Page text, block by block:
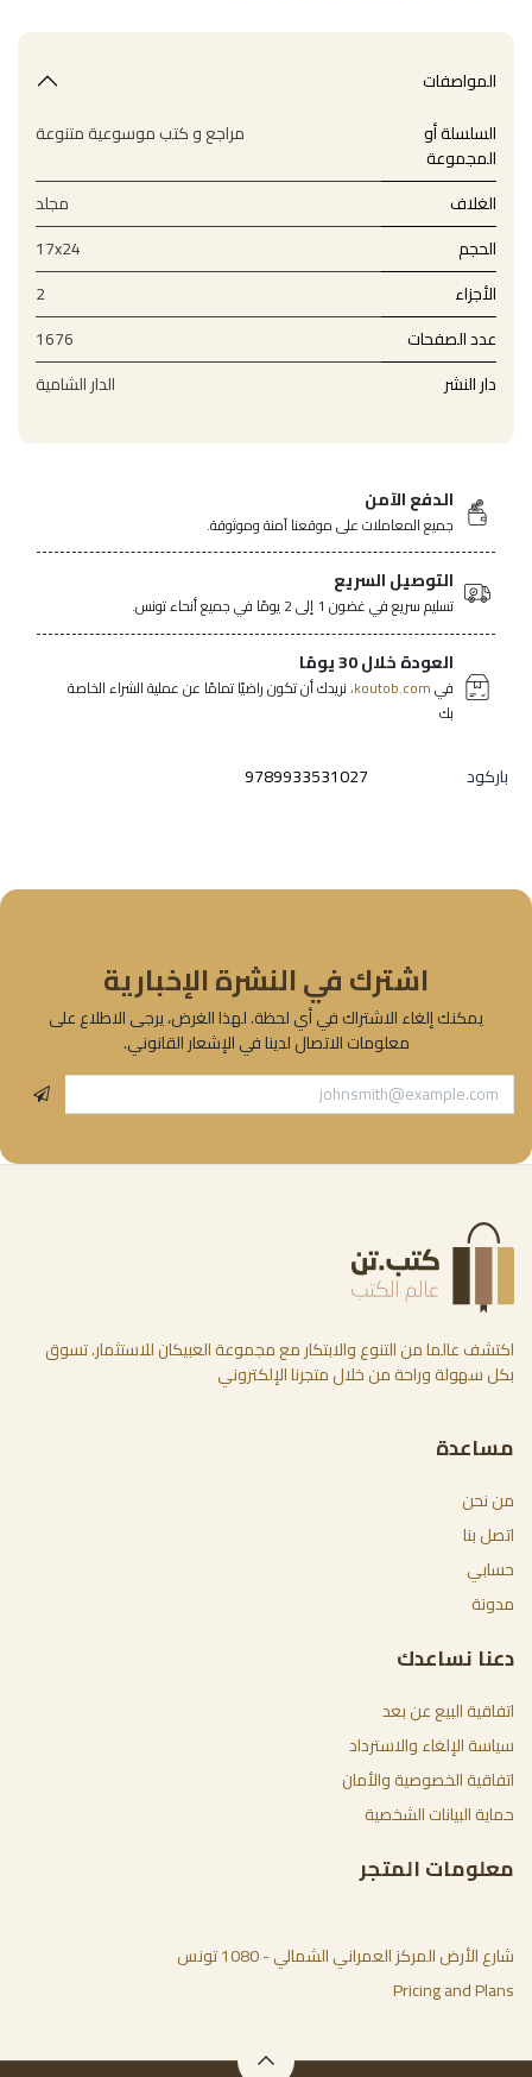
المواصفات
السلسلة أو
المجموعة
مراجع و كتب موسوعية متنوعة
الغلاف
مجلد
الحجم
17x24
الأجزاء
2
عدد الصفحات
1676
دار النشر
الدار الشامية
الدفع الآمن
جميع المعاملات على موقعنا آمنة وموثوقة.
التوصيل السريع
تسليم سريع في غضون 1 إلى 2 يومًا في جميع أنحاء تونس.
العودة خلال 30 يومًا
فيkoutob.com، نريدك أن تكون راضيًا تمامًا عن عملية الشراء الخاصة
بك
باركود 9789933531027
اشترك في النشرة الإخبارية
يمكنك إلغاء الاشتراك في أي لحظة. لهذا الغرض، يرجى الاطلاع على
معلومات الاتصال لدينا في الإشعار القانوني.
اكتشف عالما من التنوع والابتكار مع مجموعة العبيكان للاستثمار. تسوق
بكل سهولة وراحة من خلال متجرنا الإلكتروني
مساعدة
من نحن
اتصل بنا
حسابي
مدونة
دعنا نساعدك
اتفاقية البيع عن بعد
سياسة الإلغاء والاسترداد
اتفاقية الخصوصية والأمان
حماية البيانات الشخصية
معلومات المتجر
شارع الأرض المركز العمراني الشمالي - 1080 تونس
Pricing and Plans